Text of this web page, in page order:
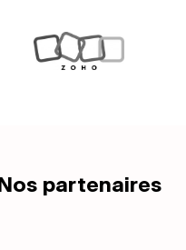
Nos partenaires